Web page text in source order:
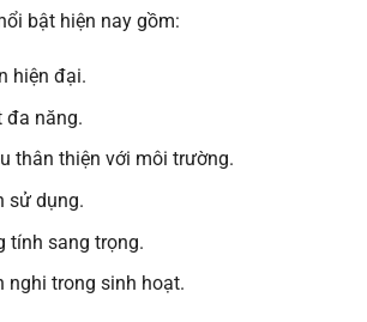
bật hiện nay gồm:
hiện đại.
đa năng.
thân thiện với môi trường.
sử dụng.
tính sang trọng.
nghi trong sinh hoạt.